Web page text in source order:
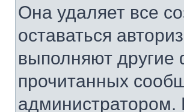
Она удаляет все
оставаться
выполняют другие
прочитанных
администратором.